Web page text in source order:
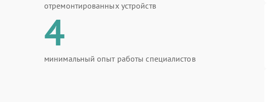
отремонтированных устройств
4
минимальный опыт работы специалистов